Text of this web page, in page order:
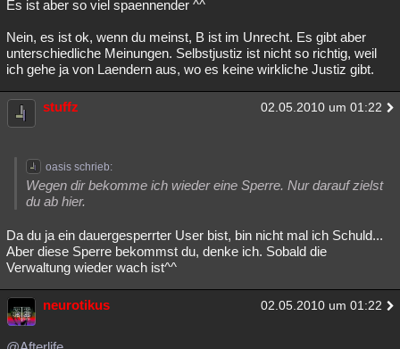
Es ist aber so viel spaennender ^^
Nein, es ist ok, wenn du meinst, B ist im Unrecht. Es gibt aber
unterschiedliche Meinungen. Selbstjustiz ist nicht so richtig, weil
ich gehe ja von Laendern aus, wo es keine wirkliche Justiz gibt.
stuffz 02.05.2010 um 01:22
oasis schrieb:
Wegen dir bekomme ich wieder eine Sperre. Nur darauf zielst
du ab hier.
Da du ja ein dauergesperrter User bist, bin nicht mal ich Schuld...
Aber diese Sperre bekommst du, denke ich. Sobald die
Verwaltung wieder wach ist^^
neurotikus 02.05.2010 um 01:22